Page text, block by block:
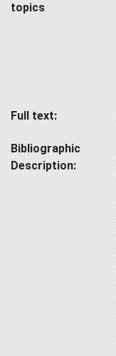
topics
Full text:
Bibliographic
Description: